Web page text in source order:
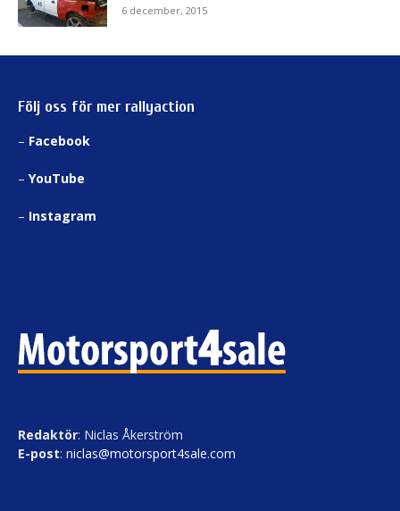
6 december, 2015
Följ oss för mer rallyaction
– Facebook
– YouTube
– Instagram
Redaktör: Niclas Åkerström
E-post: niclas@motorsport4sale.com